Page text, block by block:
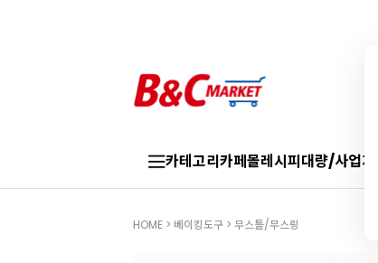
카테고리카페몰레시피대량/사업자
HOME > 베이킹도구 > 무스틀/무스링